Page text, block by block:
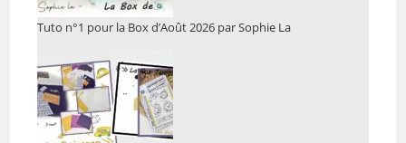
Tuto n°1 pour la Box d’Août 2026 par Sophie La